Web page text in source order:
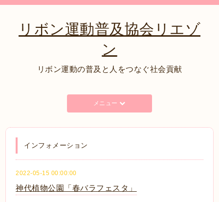
リボン運動普及協会リエゾ
ン
リボン運動の普及と人をつなぐ社会貢献
メニュー
インフォメーション
2022-05-15 00:00:00
神代植物公園「春バラフェスタ」